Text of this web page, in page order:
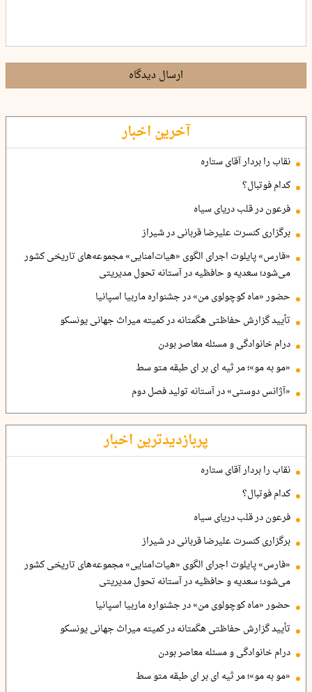
ارسال دیدگاه
آخرین اخبار
نقاب را بردار آقای ستاره
کدام فوتبال؟
فرعون در قلب دریای سیاه
برگزاری کنسرت علیرضا قربانی در شیراز
«فارس» پایلوت اجرای الگوی «هیات‌امنایی» مجموعه‌های تاریخی کشور
می‌شود؛ سعدیه و حافظیه در آستانه تحول مدیریتی
حضور «ماه کوچولوی من» در جشنواره ماربیا اسپانیا
تأیید گزارش حفاظتی هگمتانه در کمیته میراث جهانی یونسکو
درام خانوادگی و مسئله معاصر بودن
«مو به مو»؛ مر ثیه ای بر ای طبقه متو سط
«آژانس دوستی» در آستانه تولید فصل دوم
پربازدیدترین اخبار
نقاب را بردار آقای ستاره
کدام فوتبال؟
فرعون در قلب دریای سیاه
برگزاری کنسرت علیرضا قربانی در شیراز
«فارس» پایلوت اجرای الگوی «هیات‌امنایی» مجموعه‌های تاریخی کشور
می‌شود؛ سعدیه و حافظیه در آستانه تحول مدیریتی
حضور «ماه کوچولوی من» در جشنواره ماربیا اسپانیا
تأیید گزارش حفاظتی هگمتانه در کمیته میراث جهانی یونسکو
درام خانوادگی و مسئله معاصر بودن
«مو به مو»؛ مر ثیه ای بر ای طبقه متو سط